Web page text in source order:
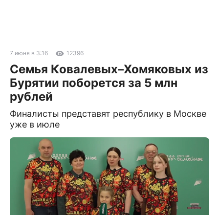
7 июня в 3:16 12396
Семья Ковалевых–Хомяковых из
Бурятии поборется за 5 млн
рублей
Финалисты представят республику в Москве
уже в июле